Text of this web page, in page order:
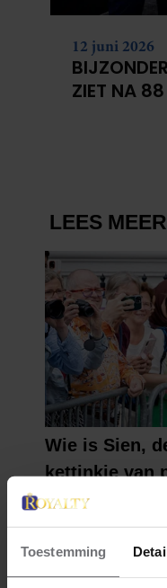
Toestemming
12 juni 2026
ZIET NA